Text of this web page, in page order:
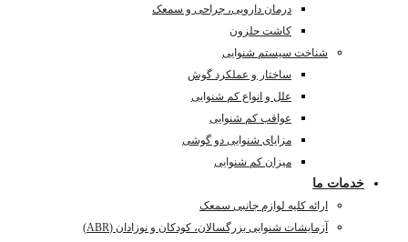
درمان دارویی، جراحی و سمعک
کاشت حلزون
شناخت سیستم شنوایی
ساختار و عملکرد گوش
علل و انواع کم شنوایی
عواقب کم شنوایی
مزایای شنوایی دو گوشی
میزان کم شنوایی
خدمات ما
ارائه کلیه لوازم جانبی سمعک
آزمایشات شنوایی بزرگسالان، کودکان و نوزادان (ABR)